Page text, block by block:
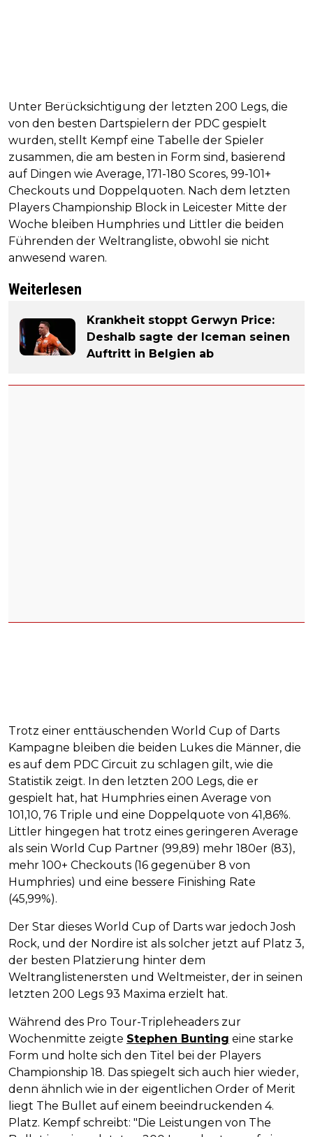
Unter Berücksichtigung der letzten 200 Legs, die
von den besten Dartspielern der PDC gespielt
wurden, stellt Kempf eine Tabelle der Spieler
zusammen, die am besten in Form sind, basierend
auf Dingen wie Average, 171-180 Scores, 99-101+
Checkouts und Doppelquoten. Nach dem letzten
Players Championship Block in Leicester Mitte der
Woche bleiben Humphries und Littler die beiden
Führenden der Weltrangliste, obwohl sie nicht
anwesend waren.
Weiterlesen
Krankheit stoppt Gerwyn Price:
Deshalb sagte der Iceman seinen
Auftritt in Belgien ab
Trotz einer enttäuschenden World Cup of Darts
Kampagne bleiben die beiden Lukes die Männer, die
es auf dem PDC Circuit zu schlagen gilt, wie die
Statistik zeigt. In den letzten 200 Legs, die er
gespielt hat, hat Humphries einen Average von
101,10, 76 Triple und eine Doppelquote von 41,86%.
Littler hingegen hat trotz eines geringeren Average
als sein World Cup Partner (99,89) mehr 180er (83),
mehr 100+ Checkouts (16 gegenüber 8 von
Humphries) und eine bessere Finishing Rate
(45,99%).
Der Star dieses World Cup of Darts war jedoch Josh
Rock, und der Nordire ist als solcher jetzt auf Platz 3,
der besten Platzierung hinter dem
Weltranglistenersten und Weltmeister, der in seinen
letzten 200 Legs 93 Maxima erzielt hat.
Während des Pro Tour-Tripleheaders zur
Wochenmitte zeigte Stephen Bunting eine starke
Form und holte sich den Titel bei der Players
Championship 18. Das spiegelt sich auch hier wieder,
denn ähnlich wie in der eigentlichen Order of Merit
liegt The Bullet auf einem beeindruckenden 4.
Platz. Kempf schreibt: "Die Leistungen von The